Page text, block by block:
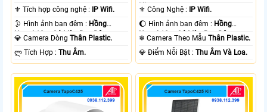
⚜️ Tích hợp công nghệ : IP Wifi.
🌛 Hình ảnh ban đêm : Hồng
Ngoại 10m Có Màu Ban Ðêm.
💎 Camera DòngThân Plastic.
️ლ Tích Hợp :Thu Âm.
Lite .
⚜️ Công Nghệ : IP Wifi.
🌔 Hình ảnh ban đêm : Hồng
Ngoại 10m Có Màu Ban Ðêm.
❄ Camera Theo MẫuThân Plastic.
️💎 Điểm Nỗi Bật :Thu Âm Và Loa.